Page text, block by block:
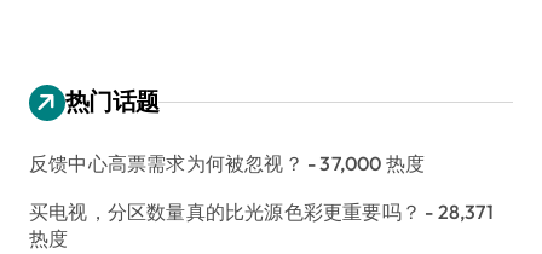
热门话题
反馈中心高票需求为何被忽视？ - 37,000 热度
买电视，分区数量真的比光源色彩更重要吗？ - 28,371
热度